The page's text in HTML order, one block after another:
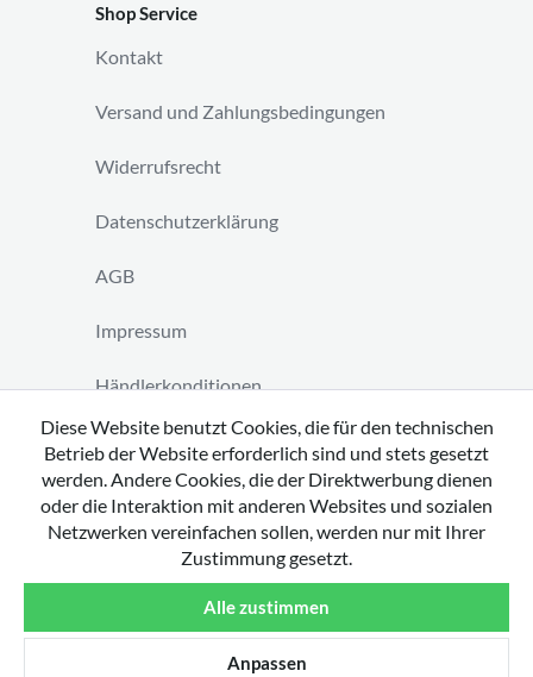
Shop Service
Kontakt
Versand und Zahlungsbedingungen
Widerrufsrecht
Datenschutzerklärung
AGB
Impressum
Händlerkonditionen
Vertrag widerrufen
Diese Website benutzt Cookies, die für den technischen
Betrieb der Website erforderlich sind und stets gesetzt
werden. Andere Cookies, die der Direktwerbung dienen
oder die Interaktion mit anderen Websites und sozialen
Netzwerken vereinfachen sollen, werden nur mit Ihrer
Zustimmung gesetzt.